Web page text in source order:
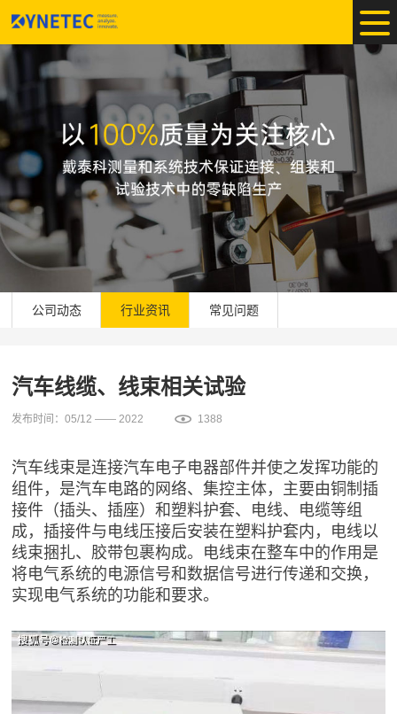
公司动态 行业资讯 常见问题
汽车线缆、线束相关试验
发布时间：05/12 —— 2022 1388
汽车线束是连接汽车电子电器部件并使之发挥功能的
组件，是汽车电路的网络、集控主体，主要由铜制插
接件（插头、插座）和塑料护套、电线、电缆等组
成，插接件与电线压接后安装在塑料护套内，电线以
线束捆扎、胶带包裹构成。电线束在整车中的作用是
将电气系统的电源信号和数据信号进行传递和交换，
实现电气系统的功能和要求。